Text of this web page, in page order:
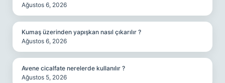
Ağustos 6, 2026
Kumaş üzerinden yapışkan nasıl çıkarılır ?
Ağustos 6, 2026
Avene cicalfate nerelerde kullanılır ?
Ağustos 5, 2026